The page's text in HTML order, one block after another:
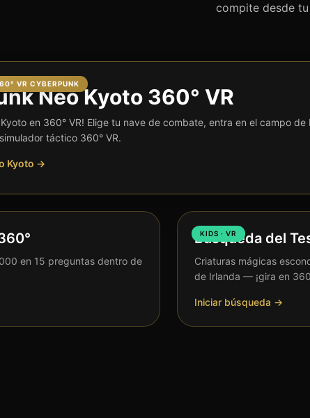
compite desde
VR CYBERPUNK
Neo Kyoto 360° VR
en 360° VR! Elige tu nave de combate, entra en el campo
táctico 360° VR.
Kyoto →
en 15 preguntas dentro de
KIDS · VR
Búsqueda del
Criaturas mágicas
de Irlanda — ¡gira en
Iniciar búsqueda →